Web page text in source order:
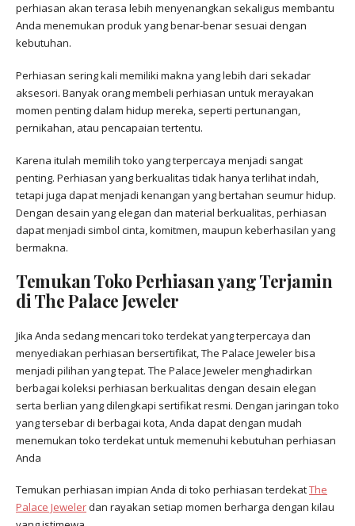
perhiasan akan terasa lebih menyenangkan sekaligus membantu
Anda menemukan produk yang benar-benar sesuai dengan
kebutuhan.
Perhiasan sering kali memiliki makna yang lebih dari sekadar
aksesori. Banyak orang membeli perhiasan untuk merayakan
momen penting dalam hidup mereka, seperti pertunangan,
pernikahan, atau pencapaian tertentu.
Karena itulah memilih toko yang terpercaya menjadi sangat
penting. Perhiasan yang berkualitas tidak hanya terlihat indah,
tetapi juga dapat menjadi kenangan yang bertahan seumur hidup.
Dengan desain yang elegan dan material berkualitas, perhiasan
dapat menjadi simbol cinta, komitmen, maupun keberhasilan yang
bermakna.
Temukan Toko Perhiasan yang Terjamin
di The Palace Jeweler
Jika Anda sedang mencari toko terdekat yang terpercaya dan
menyediakan perhiasan bersertifikat, The Palace Jeweler bisa
menjadi pilihan yang tepat. The Palace Jeweler menghadirkan
berbagai koleksi perhiasan berkualitas dengan desain elegan
serta berlian yang dilengkapi sertifikat resmi. Dengan jaringan toko
yang tersebar di berbagai kota, Anda dapat dengan mudah
menemukan toko terdekat untuk memenuhi kebutuhan perhiasan
Anda
Temukan perhiasan impian Anda di toko perhiasan terdekatThe
Palace Jewelerdan rayakan setiap momen berharga dengan kilau